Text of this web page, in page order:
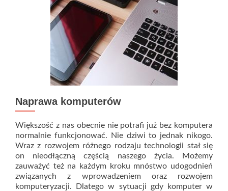
Naprawa komputerów
Większość z nas obecnie nie potrafi już bez komputera
normalnie funkcjonować. Nie dziwi to jednak nikogo.
Wraz z rozwojem różnego rodzaju technologii stał się
on nieodłączną częścią naszego życia. Możemy
zauważyć też na każdym kroku mnóstwo udogodnień
związanych z wprowadzeniem oraz rozwojem
komputeryzacji. Dlatego w sytuacji gdy komputer w